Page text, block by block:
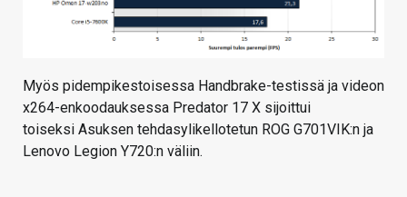
Myös pidempikestoisessa Handbrake-testissä ja videon
x264-enkoodauksessa Predator 17 X sijoittui
toiseksi Asuksen tehdasylikellotetun ROG G701VIK:n ja
Lenovo Legion Y720:n väliin.